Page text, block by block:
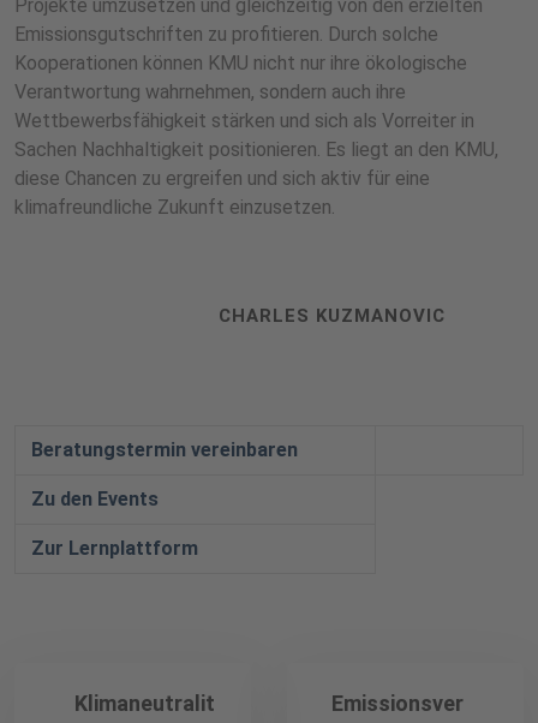
Projekte umzusetzen und gleichzeitig von den erzielten
Emissionsgutschriften zu profitieren. Durch solche
Kooperationen können KMU nicht nur ihre ökologische
Verantwortung wahrnehmen, sondern auch ihre
Wettbewerbsfähigkeit stärken und sich als Vorreiter in
Sachen Nachhaltigkeit positionieren. Es liegt an den KMU,
diese Chancen zu ergreifen und sich aktiv für eine
klimafreundliche Zukunft einzusetzen.
CHARLES KUZMANOVIC
Beratungstermin vereinbaren
Zu den Events
Zur Lernplattform
Klimaneutralit
Emissionsver